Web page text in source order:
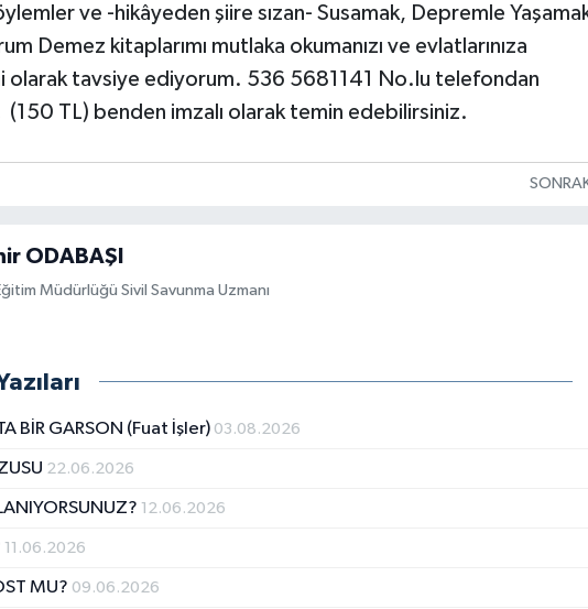
ve -hikâyeden şiire sızan- Susamak, Depremle
Demez kitaplarımı mutlaka okumanızı ve evlatlarınıza
olarak tavsiye ediyorum. 536 5681141 No.lu telefondan
TL) benden imzalı olarak temin edebilirsiniz.
ODABAŞI
Mü­dür­lü­ğü Si­vil Sa­vun­ma Uz­ma­nı
BİR GARSON (Fuat İşler) 03.08.2026
22.06.2026
12.06.2026
11.06.2026
MU? 09.06.2026